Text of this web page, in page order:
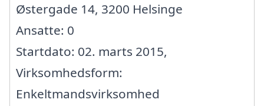
Østergade 14, 3200 Helsinge
Ansatte: 0
Startdato: 02. marts 2015,
Virksomhedsform:
Enkeltmandsvirksomhed